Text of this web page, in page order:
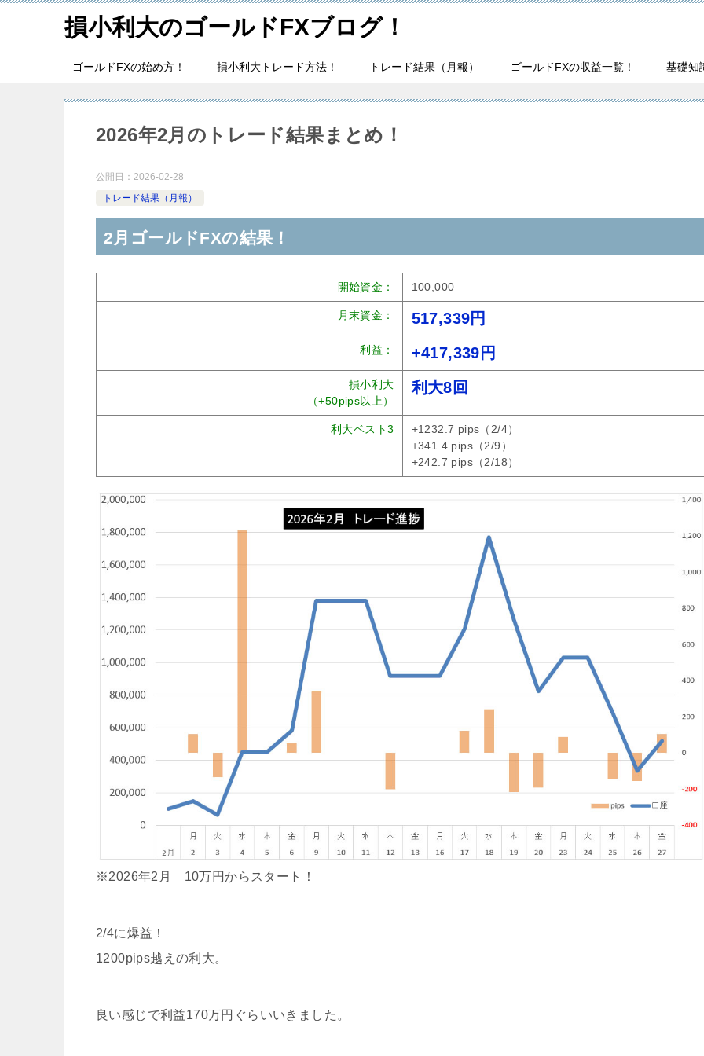
損小利大のゴールドFXブログ！
ゴールドFXの始め方！ 損小利大トレード方法！ トレード結果（月報） ゴールドFXの収益一覧！ 基礎知
2026年2月のトレード結果まとめ！
公開日： 2026-02-28
トレード結果（月報）
2月ゴールドFXの結果！
開始資金： 100,000
月末資金： 517,339円
利益： +417,339円
損小利大
（+50pips以上）
利大8回
利大ベスト3
+1232.7 pips（2/4）
+341.4 pips（2/9）
+242.7 pips（2/18）
※2026年2月 10万円からスタート！
2/4に爆益！
1200pips越えの利大。
良い感じで利益170万円ぐらいいきました。